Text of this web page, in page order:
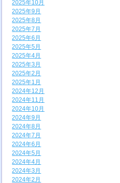
2025年10月
2025年9月
2025年8月
2025年7月
2025年6月
2025年5月
2025年4月
2025年3月
2025年2月
2025年1月
2024年12月
2024年11月
2024年10月
2024年9月
2024年8月
2024年7月
2024年6月
2024年5月
2024年4月
2024年3月
2024年2月